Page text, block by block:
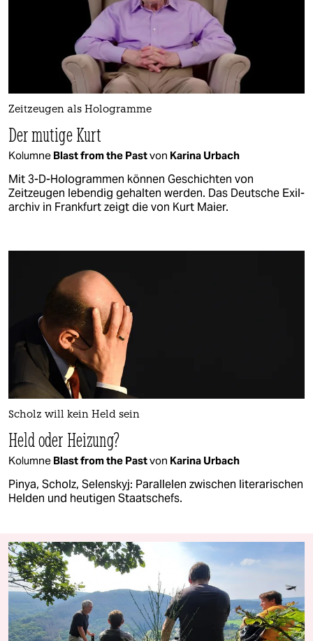
Zeitzeugen als Hologramme
Der mutige Kurt
Kolumne Blast from the Pastvon Karina Urbach
Mit 3-D-Hologrammen können Geschichten von
Zeitzeugen lebendig gehalten werden. Das Deutsche Exil­
archiv in Frankfurt zeigt die von Kurt Maier.
Scholz will kein Held sein
Held oder Heizung?
Kolumne Blast from the Pastvon Karina Urbach
Pinya, Scholz, Selenskyj: Parallelen zwischen literarischen
Helden und heutigen Staatschefs.